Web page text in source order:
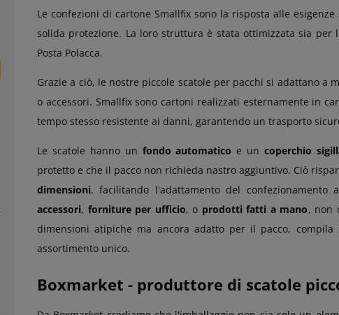
Le confezioni di cartone Smallfix sono la risposta alle
solida protezione. La loro struttura è stata ottimizzata sia
Posta Polacca.
Grazie a ciò, le nostre piccole scatole per pacchi si adattano
o accessori. Smallfix sono cartoni realizzati esternamente in
tempo stesso resistente ai danni, garantendo un trasporto
Le scatole hanno un fondo automatico e uncoperchio
protetto e che il pacco non richieda nastro aggiuntivo. Ciò
dimensioni, facilitando l'adattamento del
accessori, forniture per ufficio, o prodotti fatti a mano, non
dimensioni atipiche ma ancora adatto per il pacco,
assortimento unico.
Boxmarket - produttore di scatole